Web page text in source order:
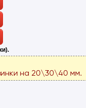
на 20\30\40 мм.